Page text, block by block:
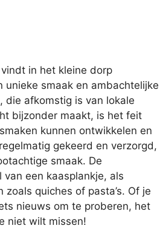
in het kleine dorp
unieke smaak en ambachtelijke
die afkomstig is van lokale
bijzonder maakt, is het feit
kunnen ontwikkelen en
gekeerd en verzorgd,
smaak. De
een kaasplankje, als
quiches of pasta’s. Of je
nieuws om te proberen, het
niet wilt missen!